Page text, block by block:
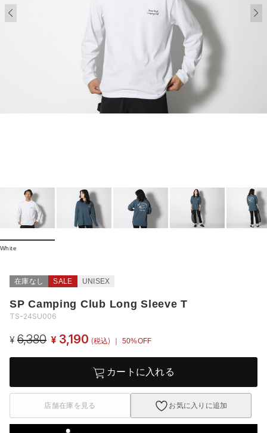
White
在庫なし SALE UNISEX
SP Camping Club Long Sleeve T
TS-24SU006
¥ 6,380 ¥ 3,190 (税込) ｜ 50%OFF
カートに入れる
店舗在庫を見る お気に入りに追加